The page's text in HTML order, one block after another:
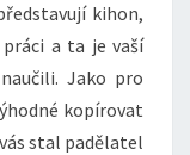
kihon,
a ta je vaší
Jako pro
kopírovat
stal padělatel